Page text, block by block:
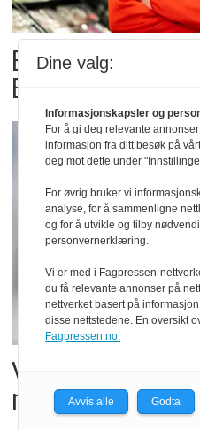
Billigbonanza
Elfenbenkysten
Vil vokse i
med Dr Pepper
Dine valg:
Informasjonskapsler og
For å gi deg relevante
informasjon fra ditt besøk på
deg mot dette under
For øvrig bruker vi
analyse, for å sammenligne
og for å utvikle og tilby
personvernerklæring.
Vi er med i Fagpressen-
du få relevante annonser på
nettverket basert på
disse nettstedene. En oversikt
Fagpressen.no.
Avvis alle Godta